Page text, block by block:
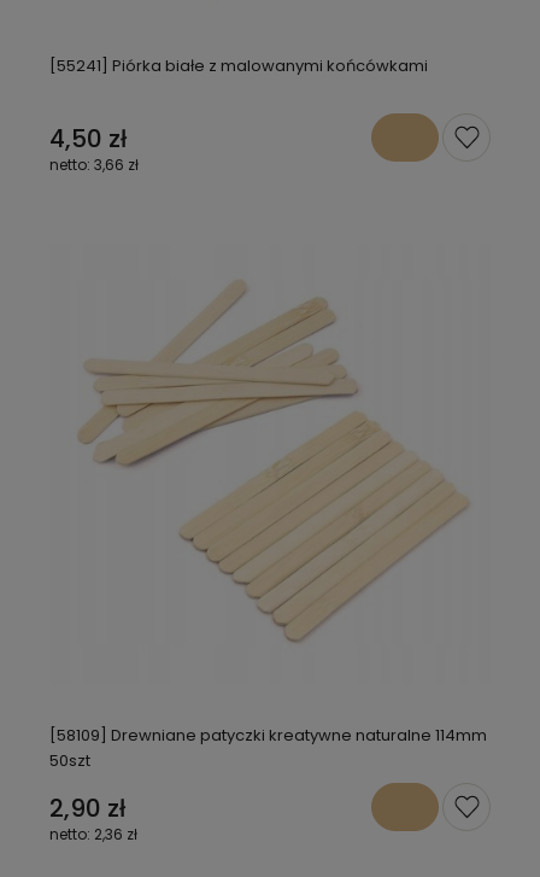
[55241] Piórka białe z malowanymi końcówkami
4,50 zł
3,66 zł
[58109] Drewniane patyczki kreatywne naturalne 114mm
50szt
2,90 zł
2,36 zł